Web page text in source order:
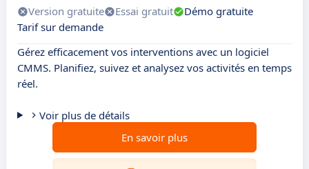
Version gratuite Essai gratuit
Démo gratuite
Tarif sur demande
Gérez efficacement vos interventions avec un logiciel
CMMS. Planifiez, suivez et analysez vos activités en temps
réel.
Voir plus de détails
En savoir plus